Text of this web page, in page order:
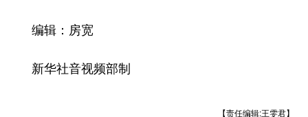
编辑：房宽
新华社音视频部制
【责任编辑:王雯君】